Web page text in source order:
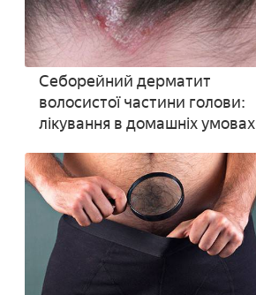
Себорейний дерматит
волосистої частини голови:
лікування в домашніх умовах